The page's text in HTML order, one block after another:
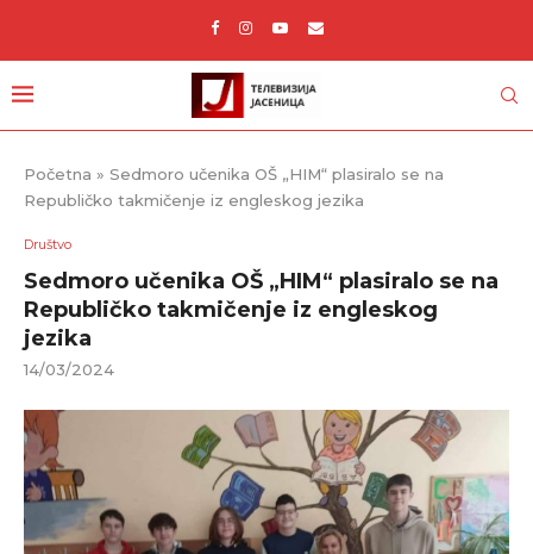
Početna » Sedmoro učenika OŠ „HIM“ plasiralo se na
Republičko takmičenje iz engleskog jezika
Društvo
Sedmoro učenika OŠ „HIM“ plasiralo se na
Republičko takmičenje iz engleskog
jezika
14/03/2024